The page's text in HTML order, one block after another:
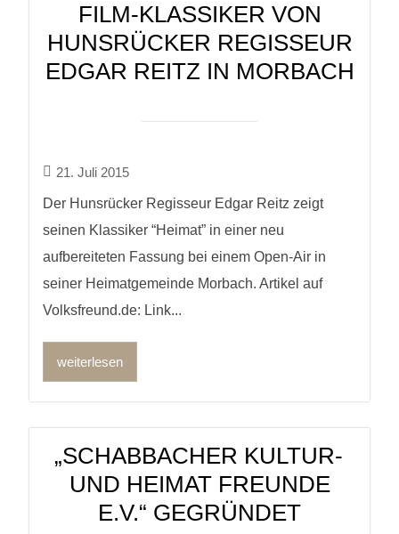
FILM-KLASSIKER VON
HUNSRÜCKER REGISSEUR
EDGAR REITZ IN MORBACH
21. Juli 2015
Der Hunsrücker Regisseur Edgar Reitz zeigt
seinen Klassiker “Heimat” in einer neu
aufbereiteten Fassung bei einem Open-Air in
seiner Heimatgemeinde Morbach. Artikel auf
Volksfreund.de: Link...
weiterlesen
„SCHABBACHER KULTUR-
UND HEIMAT FREUNDE
E.V.“ GEGRÜNDET